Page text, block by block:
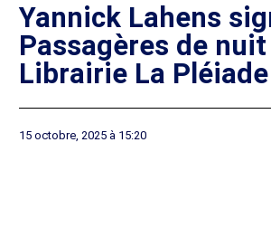
Yannick Lahens
Passagères de
Librairie La Pléiade
15 octobre, 2025 à 15:20